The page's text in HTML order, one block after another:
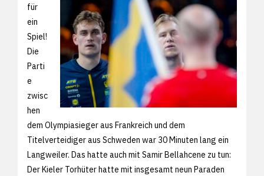
für
ein
Spiel!
Die
Parti
e
zwisc
hen
dem Olympiasieger aus Frankreich und dem
Titelverteidiger aus Schweden war 30 Minuten lang ein
Langweiler. Das hatte auch mit Samir Bellahcene zu tun:
Der Kieler Torhüter hatte mit insgesamt neun Paraden